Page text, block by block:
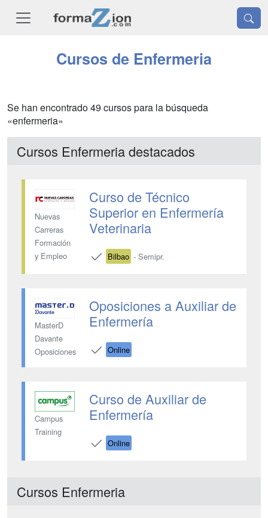
Cursos de Enfermeria
Se han encontrado 49 cursos para la búsqueda
«enfermeria»
Cursos Enfermeria destacados
Nuevas
Carreras
Formación
y Empleo
Curso de Técnico
Superior en Enfermería
Veterinaria
Bilbao - Semipr.
MasterD
Davante
Oposiciones
Oposiciones a Auxiliar de
Enfermería
Online
Campus
Training
Curso de Auxiliar de
Enfermería
Online
Cursos Enfermeria